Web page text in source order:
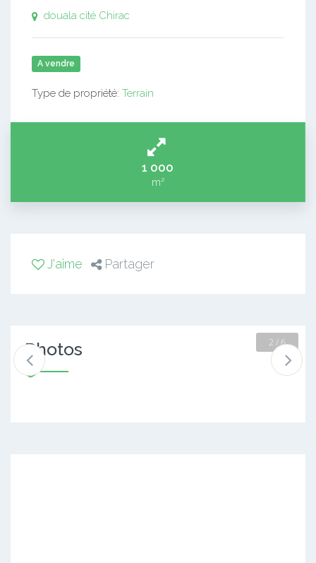
douala cité Chirac
A vendre
Type de propriété: Terrain
1 000
m²
J'aime Partager
Photos 2 / 6